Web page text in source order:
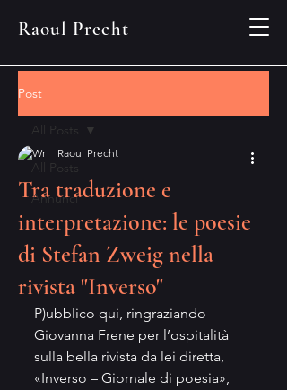
Raoul Precht
Post
All Posts
Annunci
All Posts
Tra traduzione e
interpretazione: le poesie
di Stefan Zweig nella
rivista "Inverso"
Raoul Precht
P)ubblico qui, ringraziando
Giovanna Frene per l’ospitalità
sulla bella rivista da lei diretta,
«Inverso – Giornale di poesia»,